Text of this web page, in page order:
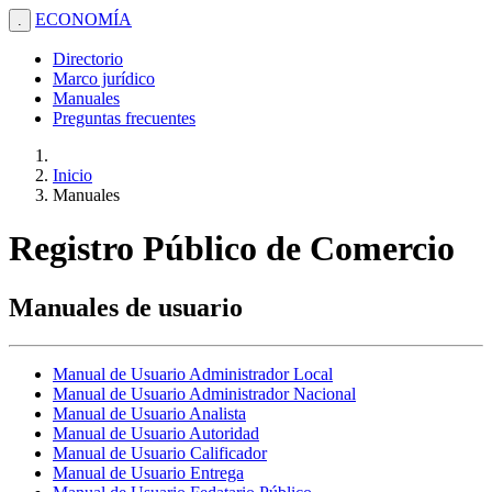
. ECONOMÍA
Directorio
Marco jurídico
Manuales
Preguntas frecuentes
Inicio
Manuales
Registro Público de Comercio
Manuales de usuario
Manual de Usuario Administrador Local
Manual de Usuario Administrador Nacional
Manual de Usuario Analista
Manual de Usuario Autoridad
Manual de Usuario Calificador
Manual de Usuario Entrega